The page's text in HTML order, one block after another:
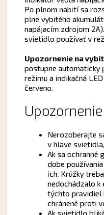
Po plnom nabití sa
plne vybitého
napájacím zdrojom
svietidlo používať v
Upozornenie na
postupne automaticky
režimu a indikačná
červeno.
Upozornenie
Nerozoberajte
v hlave
Ak sa ochranné
dobe
ich. Krúžky
nedochádzalo k
týchto pravidiel
chránené proti
Ak svietidlo